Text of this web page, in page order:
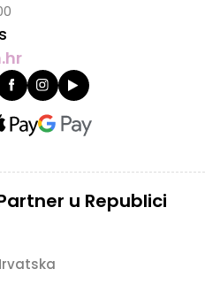
Partner u Republici